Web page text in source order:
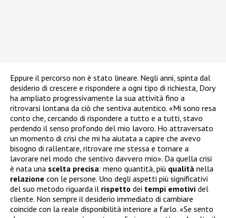
Eppure il percorso non è stato lineare. Negli anni, spinta dal
desiderio di crescere e rispondere a ogni tipo di richiesta, Dory
ha ampliato progressivamente la sua attività fino a
ritrovarsi lontana da ciò che sentiva autentico. «Mi sono resa
conto che, cercando di rispondere a tutto e a tutti, stavo
perdendo il senso profondo del mio lavoro. Ho attraversato
un momento di crisi che mi ha aiutata a capire che avevo
bisogno di rallentare, ritrovare me stessa e tornare a
lavorare nel modo che sentivo davvero mio». Da quella crisi
è nata una scelta precisa: meno quantità, più qualità nella
relazione con le persone. Uno degli aspetti più significativi
del suo metodo riguarda il rispetto dei tempi emotivi del
cliente. Non sempre il desiderio immediato di cambiare
coincide con la reale disponibilità interiore a farlo. «Se sento